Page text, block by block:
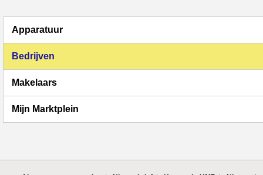
Apparatuur
Bedrijven
Makelaars
Mijn Marktplein